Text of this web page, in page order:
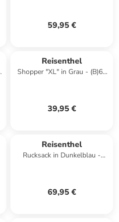
59,95 €
Reisenthel
Shopper "XL" in Grau - (B)68
39,95 €
Reisenthel
Rucksack in Dunkelblau -
69,95 €